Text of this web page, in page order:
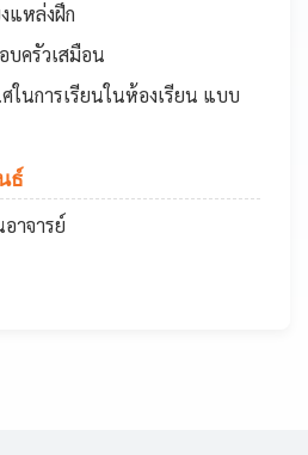
แหล่งฝึก
บครัวเสมือน
นการเรียนในห้องเรียน แบบ
ธ์
าจารย์